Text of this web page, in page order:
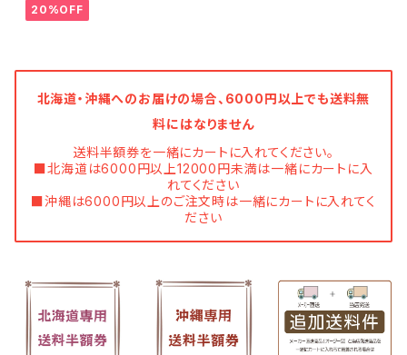
20%OFF
北海道・沖縄へのお届けの場合、6000円以上でも送料無
料にはなりません
送料半額券を一緒にカートに入れてください。
■北海道は6000円以上12000円未満は一緒にカートに入
れてください
■沖縄は6000円以上のご注文時は一緒にカートに入れてく
ださい